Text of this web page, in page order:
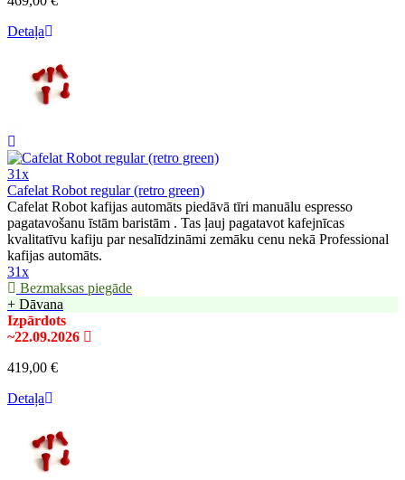
Detaļa
31x
Cafelat Robot regular (retro green)
Cafelat Robot kafijas automāts piedāvā tīri manuālu espresso
pagatavošanu īstām baristām . Tas ļauj pagatavot kafejnīcas
kvalitatīvu kafiju par nesalīdzināmi zemāku cenu nekā Professional
kafijas automāts.
31x
Bezmaksas piegāde
+ Dāvana
Izpārdots
~22.09.2026
419,00 €
Detaļa